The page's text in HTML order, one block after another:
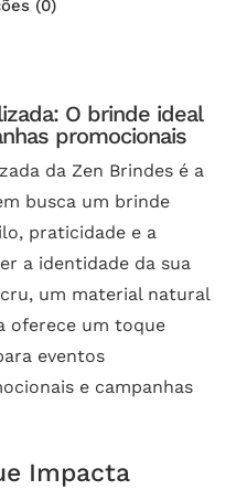
(0)
O brinde ideal
promocionais
da Zen Brindes é a
busca um brinde
praticidade e a
a identidade da sua
um material natural
oferece um toque
eventos
e campanhas
Impacta